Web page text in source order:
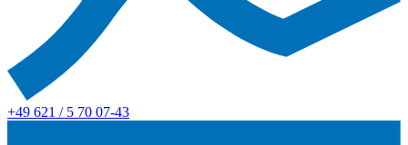
+49 621 / 5 70 07-43